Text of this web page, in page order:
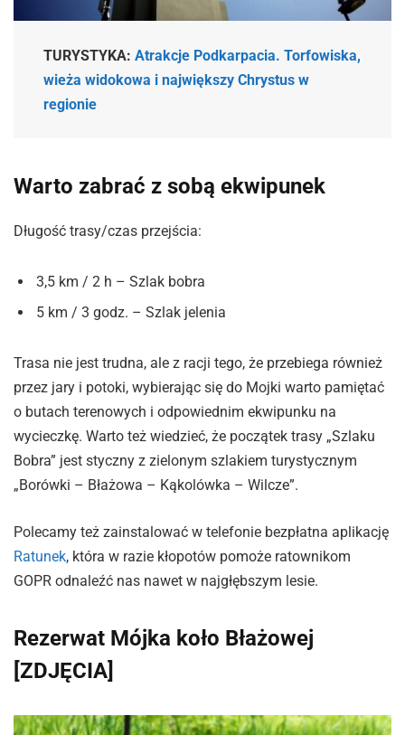
TURYSTYKA:Atrakcje Podkarpacia. Torfowiska,
wieża widokowa i największy Chrystus w
regionie
Warto zabrać z sobą ekwipunek
Długość trasy/czas przejścia:
3,5 km / 2 h – Szlak bobra
5 km / 3 godz. – Szlak jelenia
Trasa nie jest trudna, ale z racji tego, że przebiega również
przez jary i potoki, wybierając się do Mojki warto pamiętać
o butach terenowych i odpowiednim ekwipunku na
wycieczkę. Warto też wiedzieć, że początek trasy „Szlaku
Bobra” jest styczny z zielonym szlakiem turystycznym
„Borówki – Błażowa – Kąkolówka – Wilcze”.
Polecamy też zainstalować w telefonie bezpłatna aplikację
Ratunek, która w razie kłopotów pomoże ratownikom
GOPR odnaleźć nas nawet w najgłębszym lesie.
Rezerwat Mójka koło Błażowej
[ZDJĘCIA]